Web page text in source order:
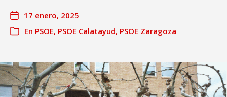
17 enero, 2025
En PSOE, PSOE Calatayud, PSOE Zaragoza